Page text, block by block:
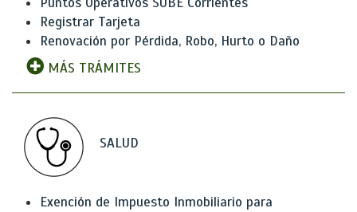
Registrar Tarjeta
Renovación por Pérdida, Robo, Hurto o Daño
MÁS TRÁMITES
SALUD
Exención de Impuesto Inmobiliario para